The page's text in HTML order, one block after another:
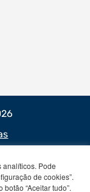
analíticos. Pode
de cookies”.
“Aceitar tudo”.